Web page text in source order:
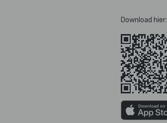
Download hier: